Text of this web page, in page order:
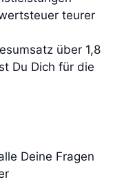
teurer
über 1,8
Du Dich für die
Deine Fragen